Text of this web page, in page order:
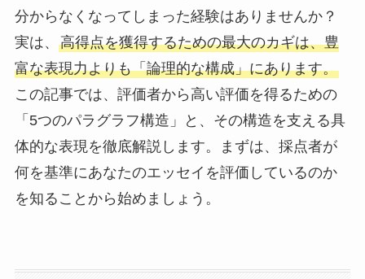
分からなくなってしまった経験はありませんか？
実は、 高得点を獲得するための最大のカギは、豊
富な表現力よりも「論理的な構成」にあります。
この記事では、評価者から高い評価を得るための
「5つのパラグラフ構造」と、その構造を支える具
体的な表現を徹底解説します。まずは、採点者が
何を基準にあなたのエッセイを評価しているのか
を知ることから始めましょう。